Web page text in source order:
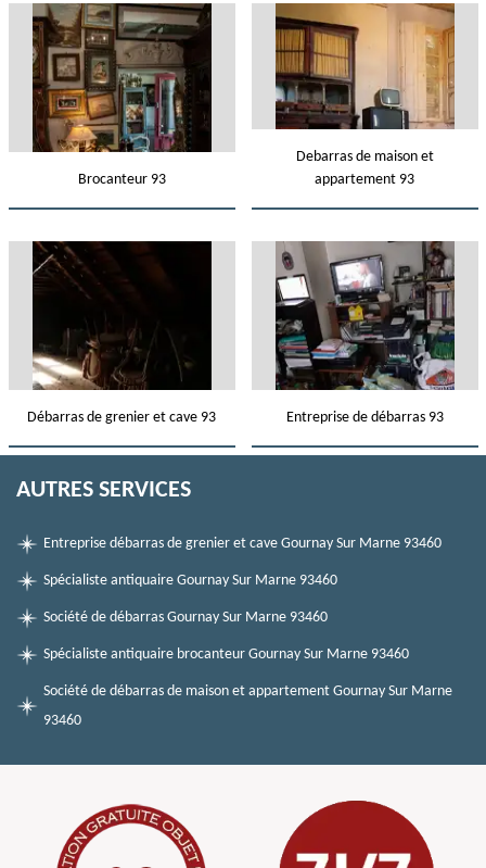
Brocanteur 93
Debarras de maison et
appartement 93
Débarras de grenier et cave 93 Entreprise de débarras 93
AUTRES SERVICES
Entreprise débarras de grenier et cave Gournay Sur Marne 93460
Spécialiste antiquaire Gournay Sur Marne 93460
Société de débarras Gournay Sur Marne 93460
Spécialiste antiquaire brocanteur Gournay Sur Marne 93460
Société de débarras de maison et appartement Gournay Sur Marne
93460